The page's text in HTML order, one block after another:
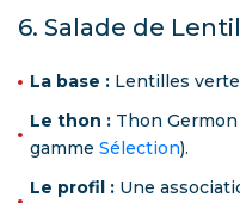
6. Salade de
La base : Lentilles
Le thon : Thon
gamme Sélection).
Le profil : Une